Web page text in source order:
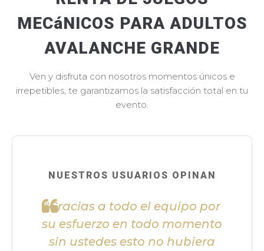
MECáNICOS PARA ADULTOS
AVALANCHE GRANDE
Ven y disfruta con nosotros momentos únicos e
irrepetibles, te garantizamos la satisfacción total en tu
evento.
NUESTROS USUARIOS OPINAN
"Gracias a todo el equipo por
su esfuerzo en todo momento
sin ustedes esto no hubiera